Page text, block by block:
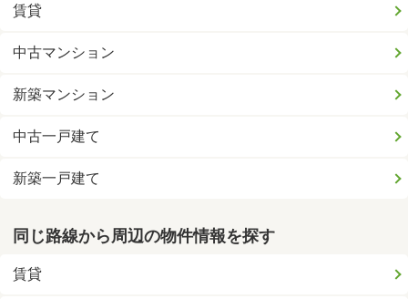
賃貸
中古マンション
新築マンション
中古一戸建て
新築一戸建て
同じ路線から周辺の物件情報を探す
賃貸